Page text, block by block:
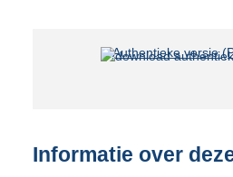
Authentieke versie
Informatie over